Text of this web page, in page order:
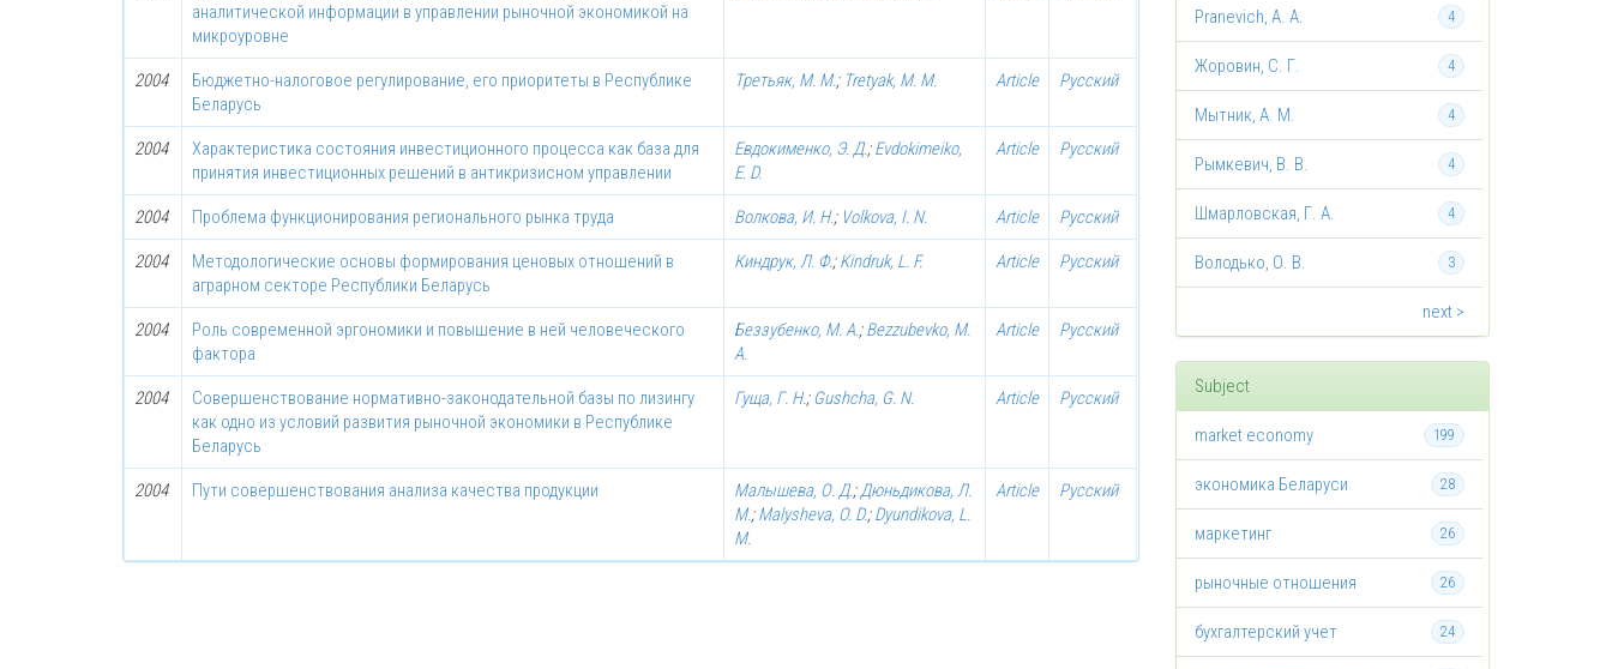
аналитической информации в управлении рыночной экономикой на
микроуровне
2004
Бюджетно-налоговое регулирование, его приоритеты в Республике
Беларусь
Третьяк, М. М.; Tretyak, M. M. Article Русский
2004
Характеристика состояния инвестиционного процесса как база для
принятия инвестиционных решений в антикризисном управлении
Евдокименко, Э. Д.;Evdokimeiko,
E. D.
Article Русский
2004 Проблема функционирования регионального рынка труда Волкова, И. Н.; Volkova, I. N. Article Русский
2004
Методологические основы формирования ценовых отношений в
аграрном секторе Республики Беларусь
Киндрук, Л. Ф.;Kindruk, L. F. Article Русский
2004
Роль современной эргономики и повышение в ней человеческого
фактора
Беззубенко, М. А.;Bezzubevko, M.
A.
Article Русский
2004
Совершенствование нормативно-законодательной базы по лизингу
как одно из условий развития рыночной экономики в Республике
Беларусь
Гуща, Г. Н.;Gushcha, G. N. Article Русский
2004 Пути совершенствования анализа качества продукции Малышева, О. Д.;Дюньдикова, Л.
М.;Malysheva, O. D.;Dyundikova, L.
M.
Article Русский
4
Pranevich, A. A.
4
Жоровин, С. Г.
4
Мытник, А. М.
4
Рымкевич, В. В.
4
Шмарловская, Г. А.
3
Володько, О. В.
next >
Subject
199
market economy
28
экономика Беларуси
26
маркетинг
26
рыночные отношения
24
бухгалтерский учет